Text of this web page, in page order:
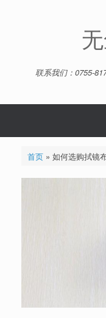
联系我们：0755-
首页» 如何选购拭镜